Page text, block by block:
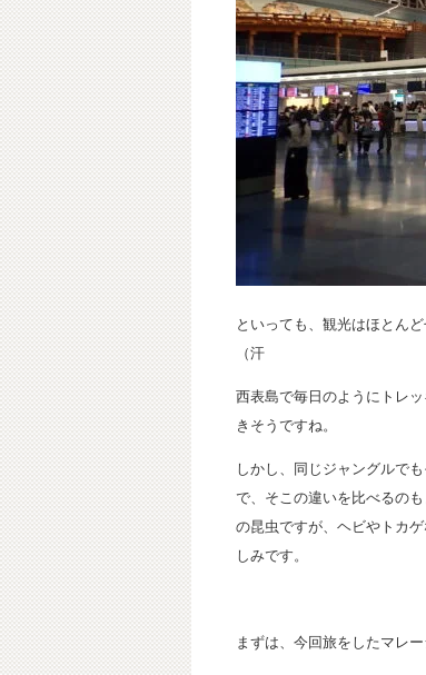
といっても、観光はほとん
（汗
西表島で毎日のようにトレ
きそうですね。
しかし、同じジャングルで
で、そこの違いを比べるの
の昆虫ですが、ヘビやトカ
しみです。
まずは、今回旅をしたマレ